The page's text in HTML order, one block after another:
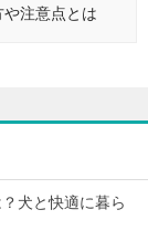
注意点とは
犬と快適に暮ら